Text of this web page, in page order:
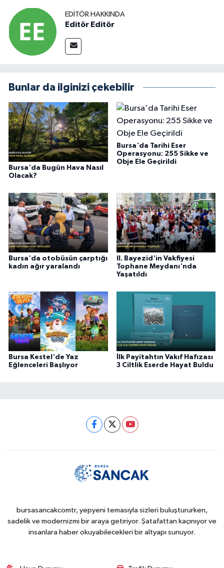
EDITÖR HAKKINDA
Editör Editör
Bunlar da ilginizi çekebilir
Bursa'da Bugün Hava Nasıl
Olacak?
Bursa'da Tarihi Eser
Operasyonu: 255 Sikke ve
Obje Ele Geçirildi
Bursa'da otobüsün çarptığı
kadın ağır yaralandı
II. Bayezid'in Vakfiyesi
Tophane Meydanı'nda
Yaşatıldı
Bursa Kestel'de Yaz
Eğlenceleri Başlıyor
İlk Payitahtın Vakıf Hafızası
3 Ciltlik Eserde Hayat Buldu
bursasancakcomtr, yepyeni temasıyla sizleri buluştururken,
sadelik ve modernizmi bir araya getiriyor. Şatafattan kaçınıyor ve
insanlara haber okuyabilecekleri bir altyapı sunuyor.